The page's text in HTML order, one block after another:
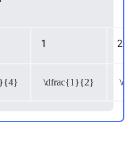
1 2
\dfrac{1}{2}